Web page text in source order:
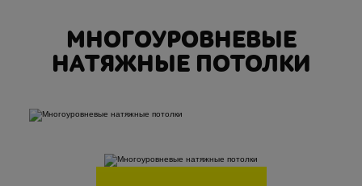
МНОГОУРОВНЕВЫЕ
НАТЯЖНЫЕ ПОТОЛКИ